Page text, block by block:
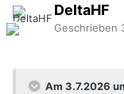
DeltaHF
Geschrieben
Am 3.7.2026